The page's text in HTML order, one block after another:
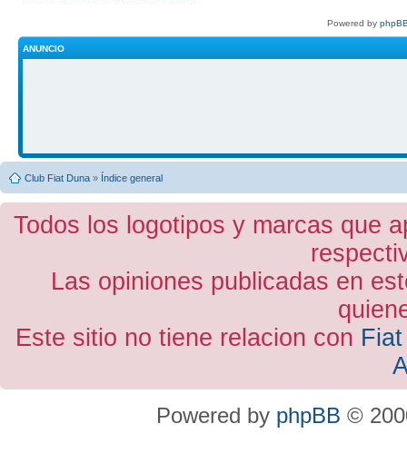
Powered by
ANUNCIO
Club Fiat Duna » Índice general
Todos los logotipos y marcas que
Las opiniones publicadas en
Este sitio no tiene relacion con
Powered by phpBB ©